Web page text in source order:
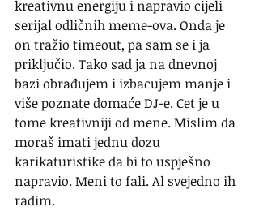
kreativnu energiju i napravio cijeli
serijal odličnih meme-ova. Onda je
on tražio timeout, pa sam se i ja
priključio. Tako sad ja na dnevnoj
bazi obrađujem i izbacujem manje i
više poznate domaće DJ-e. Cet je u
tome kreativniji od mene. Mislim da
moraš imati jednu dozu
karikaturistike da bi to uspješno
napravio. Meni to fali. Al svejedno ih
radim.